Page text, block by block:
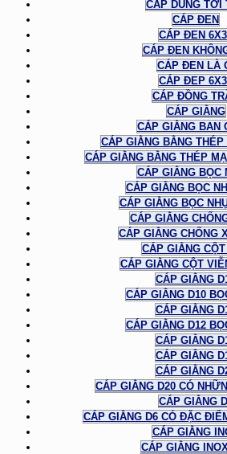
CÁP DÙNG TỜI
CÁP ĐEN
CÁP ĐEN
CÁP ĐEN
CÁP ĐEN LÀ
CÁP ĐEP
CÁP ĐỒNG
CÁP GIẰNG
CÁP GIẰNG BAN
CÁP GIẰNG BẰNG
CÁP GIẰNG BẰNG THÉP
CÁP GIẰNG BỌC
CÁP GIẰNG BỌC
CÁP GIẰNG BỌC
CÁP GIẰNG
CÁP GIẰNG CHỐNG
CÁP GIẰNG
CÁP GIẰNG CỘT
CÁP GIẰNG
CÁP GIẰNG D10
CÁP GIẰNG
CÁP GIẰNG D12
CÁP GIẰNG
CÁP GIẰNG
CÁP GIẰNG
CÁP GIẰNG D20 CÓ
CÁP GIẰNG
CÁP GIẰNG D6 CÓ ĐẶC
CÁP GIẰNG
CÁP GIẰNG